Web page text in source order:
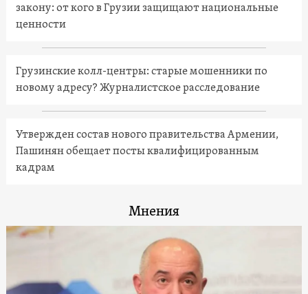
закону: от кого в Грузии защищают национальные
ценности
Грузинские колл-центры: старые мошенники по
новому адресу? Журналистское расследование
Утвержден состав нового правительства Армении,
Пашинян обещает посты квалифицированным
кадрам
Мнения